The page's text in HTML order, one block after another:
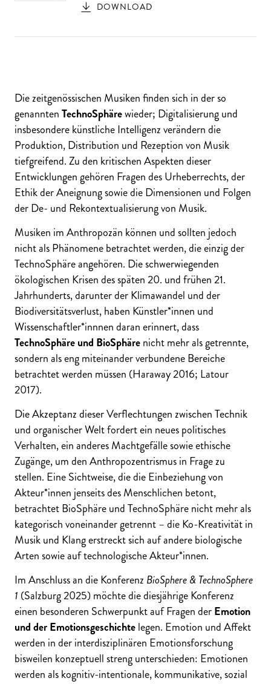
DOWNLOAD
Die zeitgenössischen Musiken finden sich in der so
genanntenTechnoSphärewieder; Digitalisierung und
insbesondere künstliche Intelligenz verändern die
Produktion, Distribution und Rezeption von Musik
tiefgreifend. Zu den kritischen Aspekten dieser
Entwicklungen gehören Fragen des Urheberrechts, der
Ethik der Aneignung sowie die Dimensionen und Folgen
der De- und Rekontextualisierung von Musik.
Musiken im Anthropozän können und sollten jedoch
nicht als Phänomene betrachtet werden, die einzig der
TechnoSphäre angehören. Die schwerwiegenden
ökologischen Krisen des späten 20. und frühen 21.
Jahrhunderts, darunter der Klimawandel und der
Biodiversitätsverlust, haben Künstler*innen und
Wissenschaftler*innnen daran erinnert, dass
TechnoSphäre und BioSphärenicht mehr als getrennte,
sondern als eng miteinander verbundene Bereiche
betrachtet werden müssen (Haraway 2016; Latour
2017).
Die Akzeptanz dieser Verflechtungen zwischen Technik
und organischer Welt fordert ein neues politisches
Verhalten, ein anderes Machtgefälle sowie ethische
Zugänge, um den Anthropozentrismus in Frage zu
stellen. Eine Sichtweise, die die Einbeziehung von
Akteur*innen jenseits des Menschlichen betont,
betrachtet BioSphäre und TechnoSphäre nicht mehr als
kategorisch voneinander getrennt – die Ko-Kreativität in
Musik und Klang erstreckt sich auf andere biologische
Arten sowie auf technologische Akteur*innen.
Im Anschluss an die Konferenz BioSphere & TechnoSphere
1 (Salzburg 2025) möchte die diesjährige Konferenz
einen besonderen Schwerpunkt auf Fragen derEmotion
und der Emotionsgeschichtelegen. Emotion und Affekt
werden in der interdisziplinären Emotionsforschung
bisweilen konzeptuell streng unterschieden: Emotionen
werden als kognitiv-intentionale, kommunikative, sozial